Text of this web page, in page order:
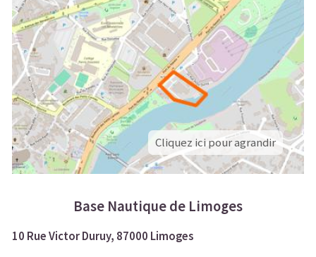
Cliquez ici pour agrandir
Base Nautique de Limoges
10 Rue Victor Duruy, 87000 Limoges